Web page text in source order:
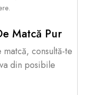
Matcă Pur
consultă-te
din posibile